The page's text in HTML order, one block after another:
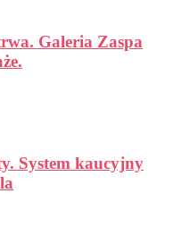
Galeria Zaspa
System kaucyjny